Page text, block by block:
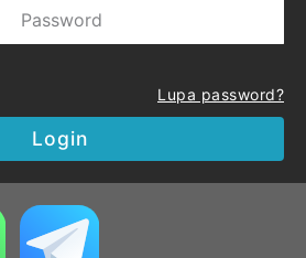
Lupa password?
Login